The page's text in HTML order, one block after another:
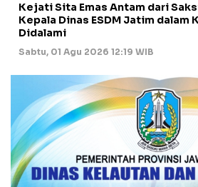
Kejati Sita Emas Antam dari
Kepala Dinas ESDM Jatim dalam
Didalami
Sabtu, 01 Agu 2026 12:19 WIB